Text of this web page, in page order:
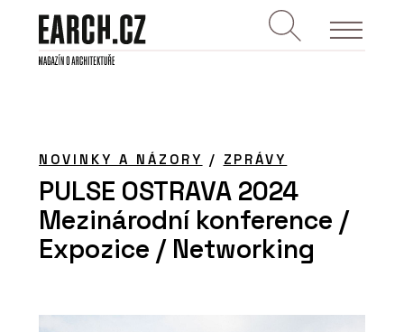
NOVINKY A NÁZORY / ZPRÁVY
PULSE OSTRAVA 2024
Mezinárodní konference /
Expozice / Networking